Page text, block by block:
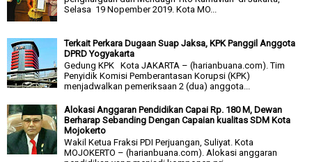
Selasa 19 Nopember 2019. Kota MO...
Terkait Perkara Dugaan Suap Jaksa, KPK Panggil Anggota
DPRD Yogyakarta
Gedung KPK Kota JAKARTA – (harianbuana.com). Tim
Penyidik Komisi Pemberantasan Korupsi (KPK)
menjadwalkan pemeriksaan 2 (dua) anggota...
Alokasi Anggaran Pendidikan Capai Rp. 180 M, Dewan
Berharap Sebanding Dengan Capaian kualitas SDM Kota
Mojokerto
Wakil Ketua Fraksi PDI Perjuangan, Suliyat. Kota
MOJOKERTO – (harianbuana.com). Alokasi anggaran